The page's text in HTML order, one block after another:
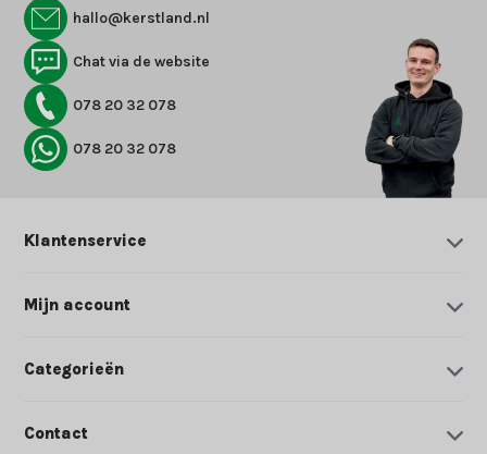
hallo@kerstland.nl
Chat via de website
078 20 32 078
078 20 32 078
Klantenservice
Mijn account
Categorieën
Contact